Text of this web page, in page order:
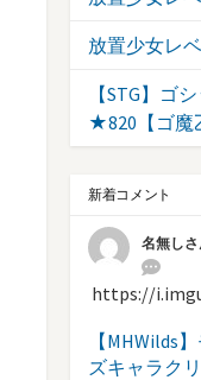
放置少女レ
【STG】ゴ
★820【ゴ魔
新着コメント
名無し
https://
【MHWilds
ズキャラク